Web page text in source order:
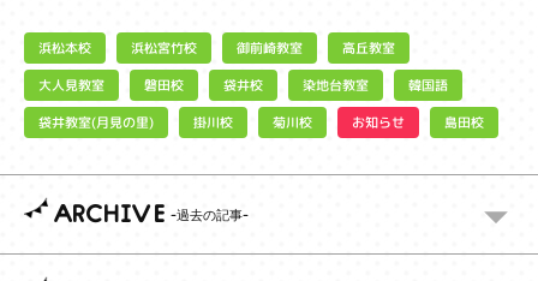
浜松本校 浜松宮竹校 御前崎教室 高丘教室
大人見教室 磐田校 袋井校 染地台教室 韓国語
袋井教室(月見の里) 掛川校 菊川校 お知らせ 島田校
ARCHIVE